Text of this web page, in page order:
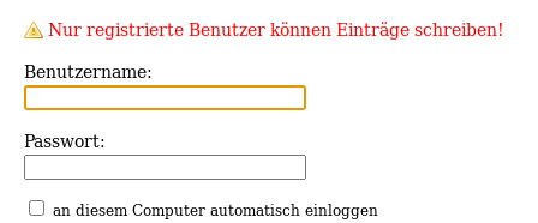
Nur registrierte Benutzer können Einträge schreiben!
Benutzername:
Passwort:
an diesem Computer automatisch einloggen